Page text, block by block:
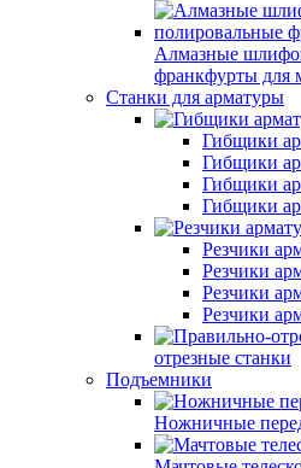
Алмазные
франкфурты для
Станки для арматуры
Гибщики
Гибщики
Гибщики
Гибщики
Резчики
Резчики
Резчики
Резчики
отрезные станки
Подъемники
Ножничные